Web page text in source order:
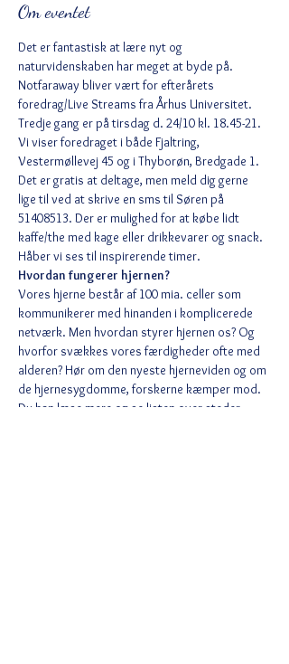
Om eventet
Det er fantastisk at lære nyt og
naturvidenskaben har meget at byde på.
Notfaraway bliver vært for efterårets
foredrag/Live Streams fra Århus Universitet.
Tredje gang er på tirsdag d. 24/10 kl. 18.45-21.
Vi viser foredraget i både Fjaltring,
Vestermøllevej 45 og i Thyborøn, Bredgade 1.
Det er gratis at deltage, men meld dig gerne
lige til ved at skrive en sms til Søren på
51408513. Der er mulighed for at købe lidt
kaffe/the med kage eller drikkevarer og snack.
Håber vi ses til inspirerende timer.
Hvordan fungerer hjernen?
Vores hjerne består af 100 mia. celler som
kommunikerer med hinanden i komplicerede
netværk. Men hvordan styrer hjernen os? Og
hvorfor svækkes vores færdigheder ofte med
alderen? Hør om den nyeste hjerneviden og om
de hjernesygdomme, forskerne kæmper mod.
Du kan læse mere og se listen over steder,